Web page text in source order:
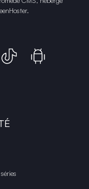
.